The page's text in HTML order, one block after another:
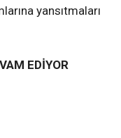
yansıtmaları
EDİYOR